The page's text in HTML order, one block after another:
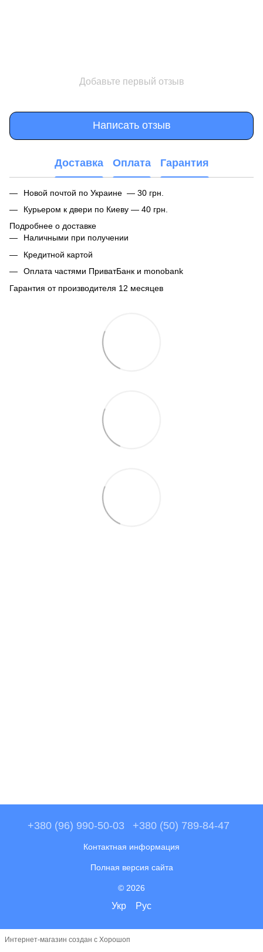
Добавьте первый отзыв
Написать отзыв
Доставка Оплата Гарантия
Новой почтой по Украине — 30 грн.
Курьером к двери по Киеву — 40 грн.
Подробнее о доставке
Наличными при получении
Кредитной картой
Оплата частями ПриватБанк и monobank
Гарантия от производителя 12 месяцев
+380 (96) 990-50-03 +380 (50) 789-84-47
Контактная информация
Полная версия сайта
© 2026
Укр Рус
Интернет-магазин создан с Хорошоп